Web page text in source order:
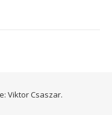
Viktor Csaszar.